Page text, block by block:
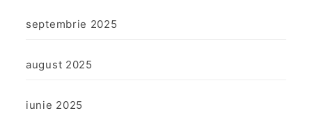
septembrie 2025
august 2025
iunie 2025